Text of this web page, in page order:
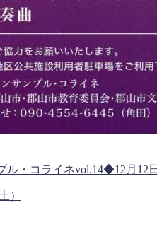
ル・コライネvol.14◆12月12